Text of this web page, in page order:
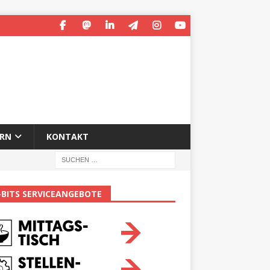
KONTAKT
SERVICEANGEBOTE